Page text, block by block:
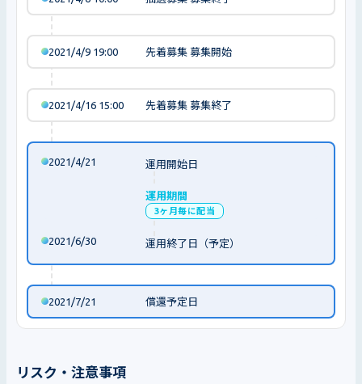
2021/4/9 19:00 先着募集 募集開始
2021/4/16 15:00 先着募集 募集終了
2021/4/21 運用開始日
運用期間
3ヶ月毎に配当
2021/6/30 運用終了日（予定）
2021/7/21 償還予定日
リスク・注意事項